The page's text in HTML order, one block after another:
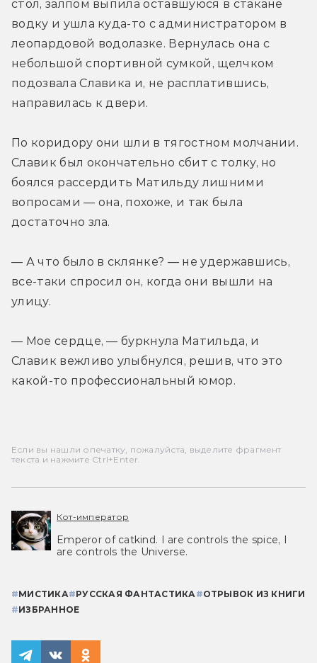
стол, залпом выпила оставшуюся в стакане
водку и ушла куда-то с администратором в
леопардовой водолазке. Вернулась она с
небольшой спортивной сумкой, щелчком
подозвала Славика и, не расплатившись,
направилась к двери.
По коридору они шли в тягостном молчании.
Славик был окончательно сбит с толку, но
боялся рассердить Матильду лишними
вопросами — она, похоже, и так была
достаточно зла.
— А что было в склянке? — не удержавшись,
все-таки спросил он, когда они вышли на
улицу.
— Мое сердце, — буркнула Матильда, и
Славик вежливо улыбнулся, решив, что это
какой-то профессиональный юмор.
Если вы нашли опечатку, пожалуйста, выделите фрагмент
текста и нажмите Ctrl+Enter.
Кот-император
Emperor of catkind. I are controls the spice, I
are controls the Universe.
#МИСТИКА#РУССКАЯ ФАНТАСТИКА #ОТРЫВОК ИЗ КНИГИ
#ИЗБРАННОЕ